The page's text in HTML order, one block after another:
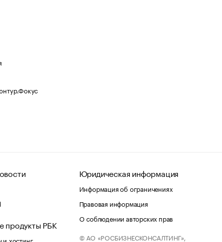
продукты РБК
хостинг
Юридическая информация
Информация об ограничениях
Правовая информация
О соблюдении авторских прав
© АО «РОСБИЗНЕСКОНСАЛТИНГ»,